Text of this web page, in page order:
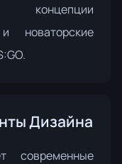
концепции
новаторские
Дизайна
современные